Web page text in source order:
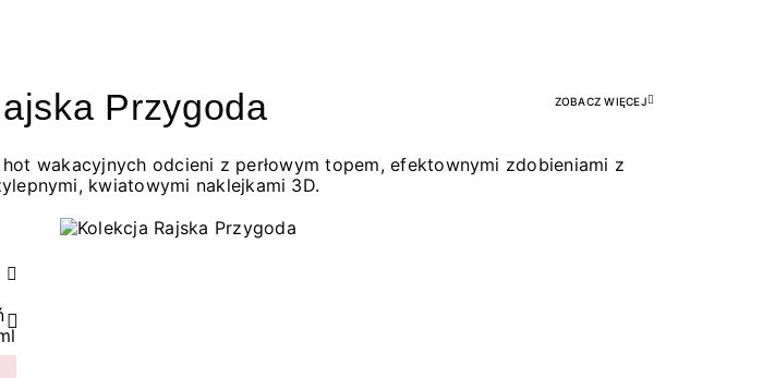
Przygoda ZOBACZ WIĘCEJ
wakacyjnych odcieni z perłowym topem, efektownymi zdobieniami z
kwiatowymi naklejkami 3D.
Następny